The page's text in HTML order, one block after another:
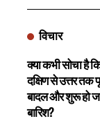
विचार
क्या कभी सोचा है
दक्षिण से उत्तर तक
बादल और शुरू हो
बारिश?